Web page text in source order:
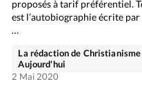
proposés à tarif préférentiel.
est l’autobiographie écrite
…
La rédaction de Christianisme
Aujourd'hui
2 Mai 2020